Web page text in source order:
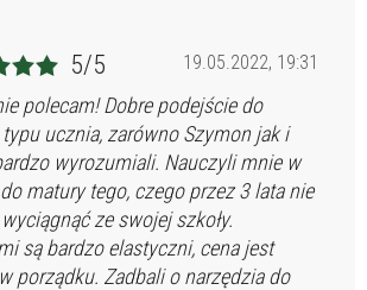
19.05.2022, 19:31
5/5
polecam! Dobre podejście do
ucznia, zarówno Szymon jak i
wyrozumiali. Nauczyli mnie w
matury tego, czego przez 3 lata nie
ze swojej szkoły.
są bardzo elastyczni, cena jest
porządku. Zadbali o narzędzia do